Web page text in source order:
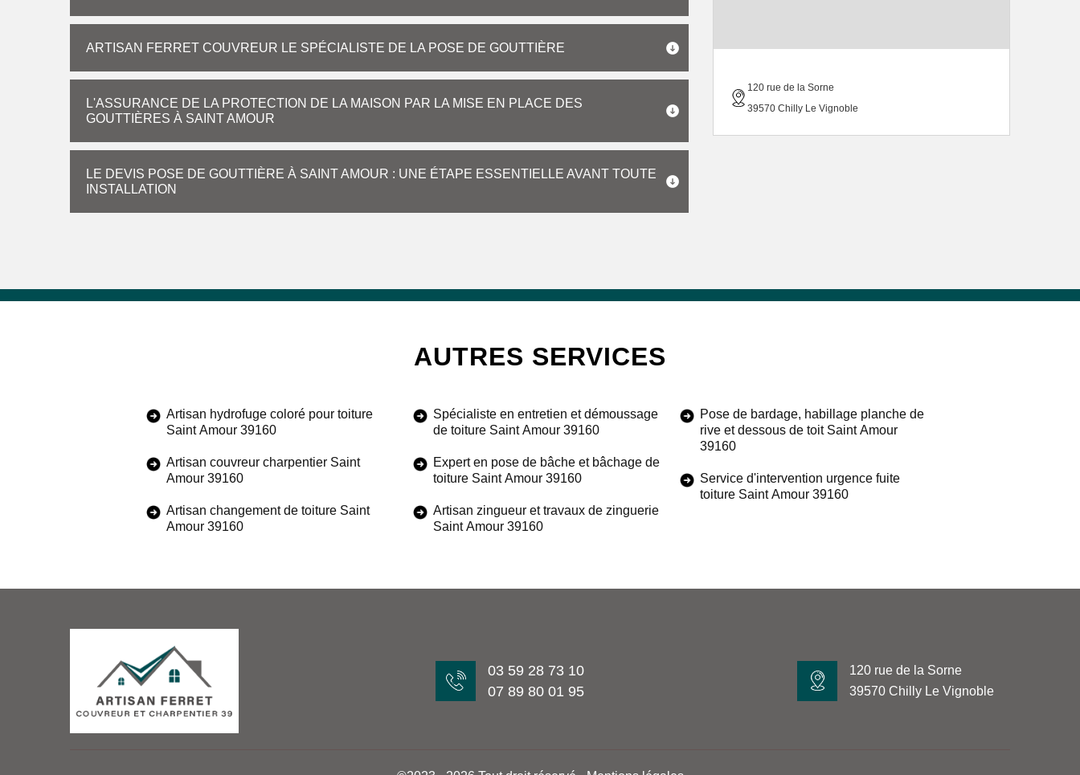
ARTISAN FERRET COUVREUR LE SPÉCIALISTE DE LA POSE DE GOUTTIÈRE
L'ASSURANCE DE LA PROTECTION DE LA MAISON PAR LA MISE EN PLACE DES
GOUTTIÈRES À SAINT AMOUR
LE DEVIS POSE DE GOUTTIÈRE À SAINT AMOUR : UNE ÉTAPE ESSENTIELLE AVANT TOUTE
INSTALLATION
120 rue de la Sorne
39570 Chilly Le Vignoble
AUTRES SERVICES
Artisan hydrofuge coloré pour toiture
Saint Amour 39160
Artisan couvreur charpentier Saint
Amour 39160
Artisan changement de toiture Saint
Amour 39160
Spécialiste en entretien et démoussage
de toiture Saint Amour 39160
Expert en pose de bâche et bâchage de
toiture Saint Amour 39160
Artisan zingueur et travaux de zinguerie
Saint Amour 39160
Pose de bardage, habillage planche de
rive et dessous de toit Saint Amour
39160
Service d'intervention urgence fuite
toiture Saint Amour 39160
03 59 28 73 10
07 89 80 01 95
120 rue de la Sorne
39570 Chilly Le Vignoble